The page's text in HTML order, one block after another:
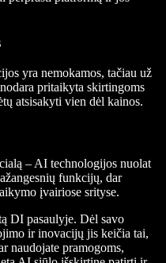
yra nemokamos, tačiau už
pritaikyta skirtingoms
atsisakyti vien dėl kainos.
– AI technologijos nuolat
funkcijų, dar
įvairiose srityse.
DI pasaulyje. Dėl savo
ir inovacijų jis keičia tai,
naudojate pramogoms,